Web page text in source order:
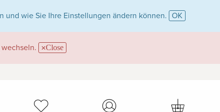
und wie Sie Ihre Einstellungen ändern können. OK
wechseln. Close